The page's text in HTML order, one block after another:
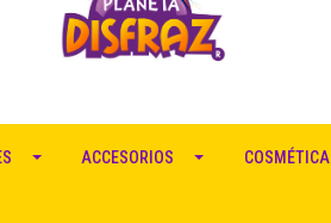
ACCESORIOS COSMÉTICA